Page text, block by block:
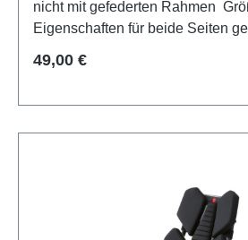
nicht mit gefederten Rahmen Größe 2,3 l Sonstige
Regulärer Preis:
49,00 €